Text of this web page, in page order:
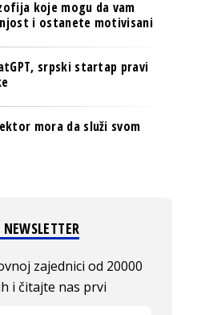
koje mogu da vam
i ostanete motivisani
srpski startap pravi
mora da služi svom
zajednici od 20000
i čitajte nas prvi